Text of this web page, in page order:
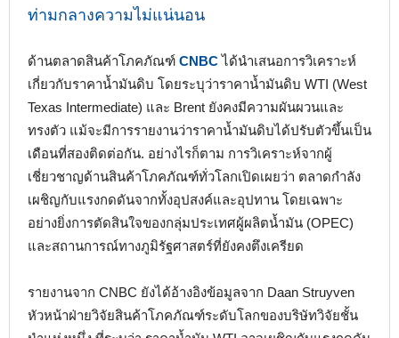
ท่ามกลางความไม่แน่นอน
ด้านตลาดสินค้าโภคภัณฑ์ CNBCได้นำเสนอการวิเคราะห์
เกี่ยวกับราคาน้ำมันดิบ โดยระบุว่าราคาน้ำมันดิบ WTI (West
Texas Intermediate) และ Brent ยังคงมีความผันผวนและ
ทรงตัว แม้จะมีการรายงานว่าราคาน้ำมันดิบได้ปรับตัวขึ้นเป็น
เดือนที่สองติดต่อกัน. อย่างไรก็ตาม การวิเคราะห์จากผู้
เชี่ยวชาญด้านสินค้าโภคภัณฑ์ทั่วโลกเปิดเผยว่า ตลาดกำลัง
เผชิญกับแรงกดดันจากทั้งอุปสงค์และอุปทาน โดยเฉพาะ
อย่างยิ่งการตัดสินใจของกลุ่มประเทศผู้ผลิตน้ำมัน (OPEC)
และสถานการณ์ทางภูมิรัฐศาสตร์ที่ยังคงตึงเครียด
รายงานจาก CNBC ยังได้อ้างอิงข้อมูลจาก Daan Struyven
หัวหน้าฝ่ายวิจัยสินค้าโภคภัณฑ์ระดับโลกของบริษัทวิจัยชั้น